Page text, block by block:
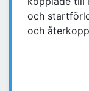
och
och